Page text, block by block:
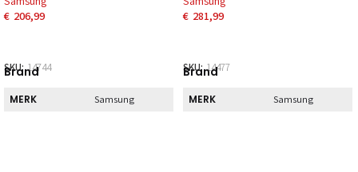
€ 206,99
SKU:14744
Brand
MERK Samsung
€ 281,99
SKU:14477
Brand
MERK Samsung